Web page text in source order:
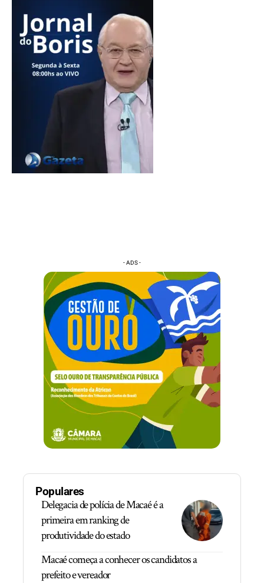
- ADS -
Populares
Delegacia de polícia de Macaé é a
primeira em ranking de
produtividade do estado
Macaé começa a conhecer os candidatos a
prefeito e vereador